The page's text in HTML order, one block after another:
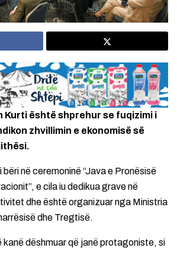
Kurti është shprehur se fuqizimi i
zhvillimin e ekonomisë së
në ceremoninë “Java e Pronësisë
e cila iu dedikua grave në
dhe është organizuar nga Ministria
dhe Tregtisë.
kanë dëshmuar që janë protagoniste, si